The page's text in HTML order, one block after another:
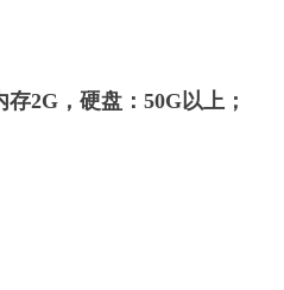
2G，硬盘：50G以上；